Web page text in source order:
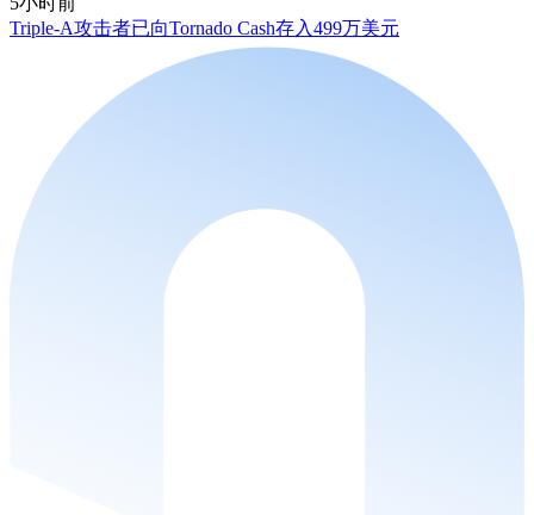
Triple-A攻击者已向Tornado Cash存入499万美元